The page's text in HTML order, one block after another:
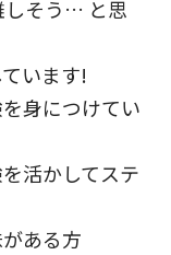
しそう… と思
います!
身につけてい
活かしてステ
ある方